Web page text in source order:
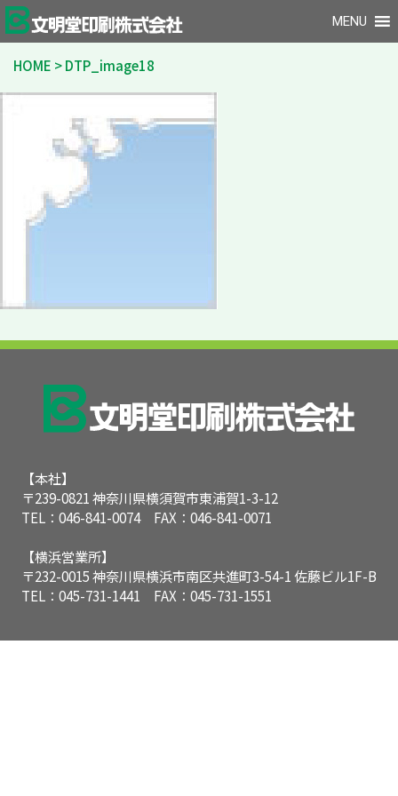
MENU
HOME >DTP_image18
【本社】
〒239-0821 神奈川県横須賀市東浦賀1-3-12
TEL：046-841-0074 FAX：046-841-0071
【横浜営業所】
〒232-0015 神奈川県横浜市南区共進町3-54-1 佐藤ビル1F-B
TEL：045-731-1441 FAX：045-731-1551